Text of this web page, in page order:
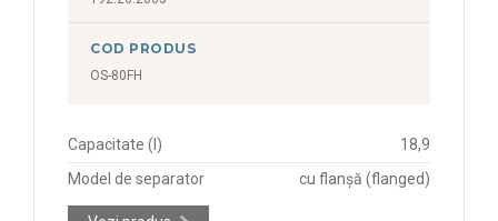
COD PRODUS
OS-80FH
Capacitate (l)
18,9
Model de separator
cu flanșă (flanged)